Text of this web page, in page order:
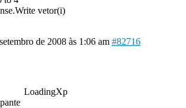
vetor(i)
de 2008 às 1:06 am #82716
LoadingXp